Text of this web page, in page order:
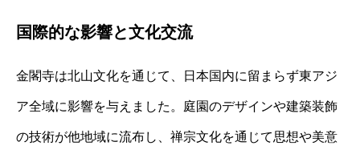
国際的な影響と文化交流
金閣寺は北山文化を通じて、日本国内に留まらず東アジ
ア全域に影響を与えました。庭園のデザインや建築装飾
の技術が他地域に流布し、禅宗文化を通じて思想や美意